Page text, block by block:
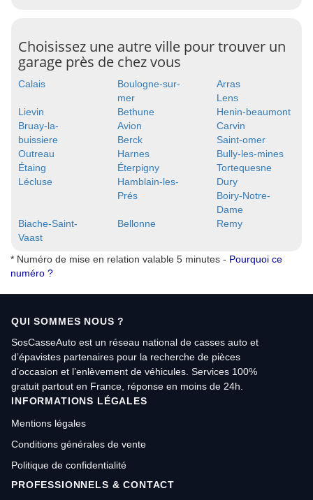
Choisissez une autre ville pour trouver un
garage près de chez vous
Calais
Boulogne-sur-
mer
Arras
Lens
Lievin
Bethune
Henin-beaumont
Bruay-la-
buissiere
Avion
Carvin
Berck
Saint-omer
Outreau
Harnes
Bully-les-mines
Étaing
Éterpigny
Tortequesne
Lécluse
Hamblain-les-
Prés
Dury
Boiry-Notre-
Dame
Biache-Saint-
Vaast
Bellonne Remy
* Numéro de mise en relation valable 5 minutes - Pourquoi ce
numéro ?
QUI SOMMES NOUS ?
SosCasseAuto est un réseau national de casses auto et
d’épavistes partenaires pour la recherche de pièces
d’occasion et l’enlèvement de véhicules. Services 100%
gratuit partout en France, réponse en moins de 24h.
INFORMATIONS LÉGALES
Mentions légales
Conditions générales de vente
Politique de confidentialité
PROFESSIONNELS & CONTACT